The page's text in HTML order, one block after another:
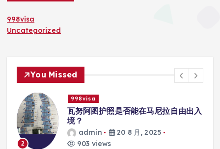
998visa
Uncategorized
You Missed
3
998visa
瓦努阿图护照是否能在马尼拉使用国际
学校的注册？
admin
20 8 月, 2025
818 views